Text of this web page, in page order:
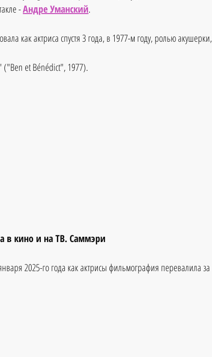
- Андре Уманский.
как актриса спустя 3 года, в 1977-м году, ролью акушерки,
("Ben et Bénédict", 1977).
в кино и на ТВ. Саммэри
2025-го года как актрисы фильмография перевалила за